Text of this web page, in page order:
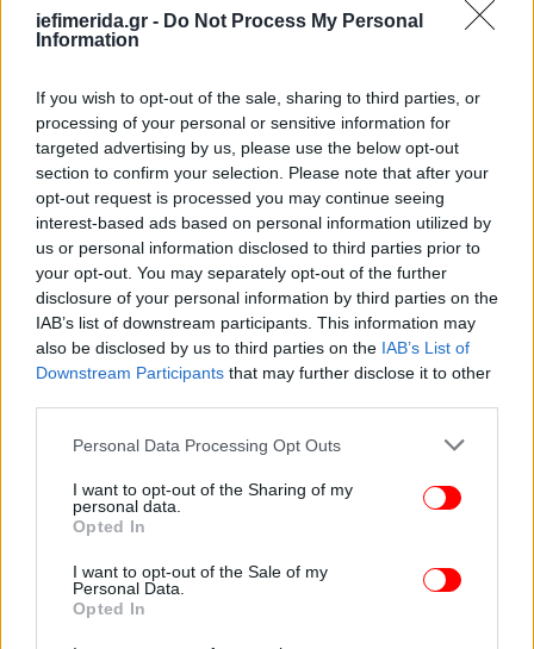
iefimerida.gr - Do Not Process My Personal
Information
If you wish to opt-out of the sale, sharing to third parties, or
processing of your personal or sensitive information for
targeted advertising by us, please use the below opt-out
section to confirm your selection. Please note that after your
opt-out request is processed you may continue seeing
interest-based ads based on personal information utilized by
us or personal information disclosed to third parties prior to
your opt-out. You may separately opt-out of the further
disclosure of your personal information by third parties on the
IAB’s list of downstream participants. This information may
also be disclosed by us to third parties on the IAB’s List of
Downstream Participants that may further disclose it to other
Please note that this website/app uses one or more Google
not limited to your visit or usage behaviour. You may click to
grant or deny consent to Google and its third-party tags to
use your data for below specified purposes in below Google
consent section.
Personal Data Processing Opt Outs
I want to opt-out of the Sharing of my
personal data.
Opted In
I want to opt-out of the Sale of my
Personal Data.
Opted In
ΓΥΝΑΙΚΑ 20/05/2022 09:29
Γιώργος Κωνσταντίνου και Έλενα Ναθαναήλ
όταν ήταν ζευγάρι -Ερωτευμένοι, χορεύουν
αγκαλιά [εικόνα]